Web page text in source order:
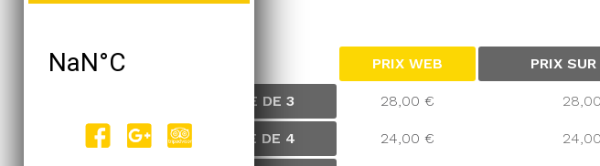
PRIX WEB PRIX
EQUIPE DE 3 28,00 €
EQUIPE DE 4 24,00 €